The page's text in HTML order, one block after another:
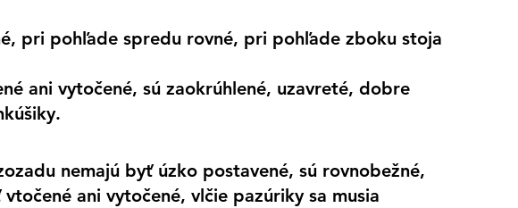
pri pohľade spredu rovné, pri pohľade zboku stoja
ani vytočené, sú zaokrúhlené, uzavreté, dobre
nemajú byť úzko postavené, sú rovnobežné,
ani vytočené, vlčie pazúriky sa musia